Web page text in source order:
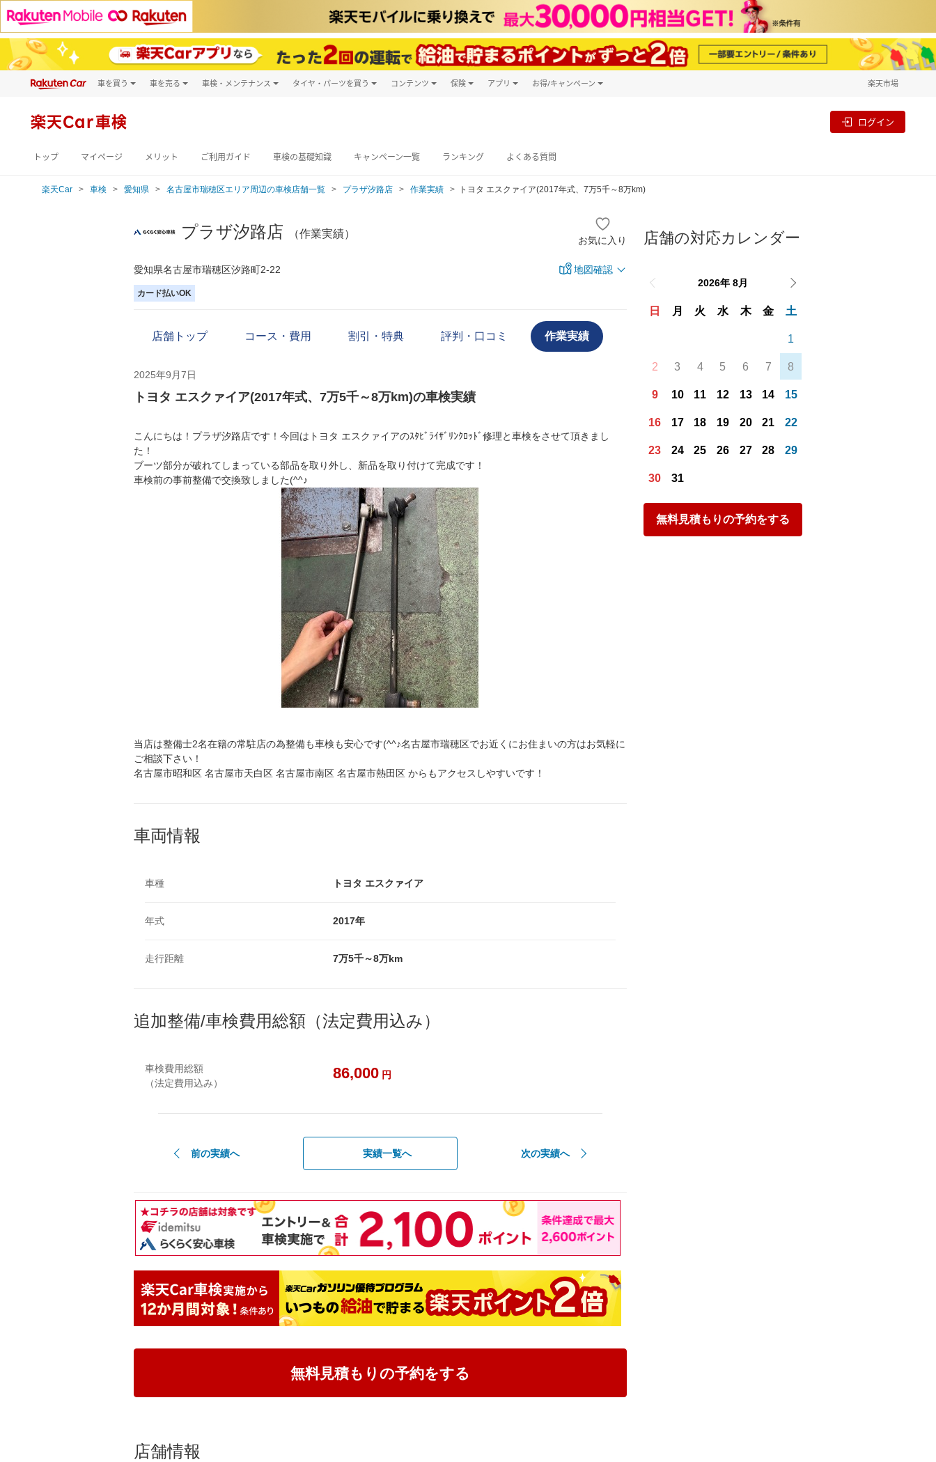
車を買う
新車
車を売る 車検・メンテナンス タイヤ・パーツを買う コンテンツ 保険 アプリ お得/キャンペーン 楽天市場
楽天Car車検 ログイン
トップ マイページ メリット ご利用ガイド 車検の基礎知識 キャンペーン一覧 ランキング よくある質問
楽天Car 車検 愛知県 名古屋市瑞穂区エリア周辺の車検店舗一覧 プラザ汐路店 作業実績 トヨタ エスクァイア(2017年式、7万5千～8万km)
店舗の対応カレンダー
2026年 8月
日 月 火 水 木 金 土
1
2 3 4 5 6 7 8
9 10 11 12 13 14 15
16 17 18 19 20 21 22
23 24 25 26 27 28 29
30 31
無料見積もりの予約をする
プラザ汐路店 （作業実績）
お気に入り
愛知県名古屋市瑞穂区汐路町2-22 地図確認
カード払いOK
店舗トップ コース・費用 割引・特典 評判・口コミ 作業実績
2025年9月7日
トヨタ エスクァイア(2017年式、7万5千～8万km)の車検実績
こんにちは！プラザ汐路店です！今回はトヨタ エスクァイアのｽﾀﾋﾞﾗｲｻﾞﾘﾝｸﾛｯﾄﾞ修理と車検をさせて頂きまし
た！
ブーツ部分が破れてしまっている部品を取り外し、新品を取り付けて完成です！
車検前の事前整備で交換致しました(^^♪
当店は整備士2名在籍の常駐店の為整備も車検も安心です(^^♪名古屋市瑞穂区でお近くにお住まいの方はお気軽に
ご相談下さい！
名古屋市昭和区 名古屋市天白区 名古屋市南区 名古屋市熱田区 からもアクセスしやすいです！
車両情報
車種 トヨタ エスクァイア
年式 2017年
走行距離 7万5千～8万km
追加整備/車検費用総額 （法定費用込み）
車検費用総額
（法定費用込み）
86,000 円
前の実績へ 実績一覧へ 次の実績へ
無料見積もりの予約をする
店舗情報